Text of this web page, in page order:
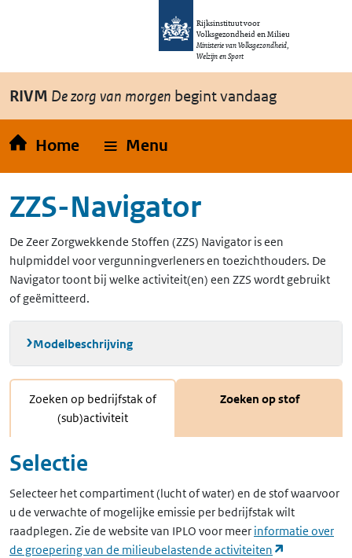
Overslaan en naar de inhoud gaan
Rijksinstituut voor
Volksgezondheid en Milieu
Ministerie van Volksgezondheid,
Welzijn en Sport
RIVM De zorg van morgen begint vandaag
Home Menu
ZZS-Navigator
De Zeer Zorgwekkende Stoffen (ZZS) Navigator is een
hulpmiddel voor vergunningverleners en toezichthouders. De
Navigator toont bij welke activiteit(en) een ZZS wordt gebruikt
of geëmitteerd.
Modelbeschrijving
Zoeken op bedrijfstak of
(sub)activiteit
Zoeken op stof
Selectie
Selecteer het compartiment (lucht of water) en de stof waarvoor
u de verwachte of mogelijke emissie per bedrijfstak wilt
raadplegen. Zie de website van IPLO voor meer informatie over
de groepering van de milieubelastende activiteiten